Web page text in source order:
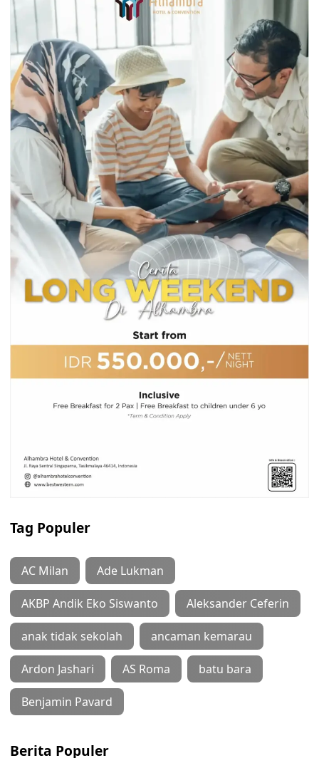
Tag Populer
AC Milan Ade Lukman
AKBP Andik Eko Siswanto Aleksander Ceferin
anak tidak sekolah ancaman kemarau
Ardon Jashari AS Roma batu bara
Benjamin Pavard
Berita Populer